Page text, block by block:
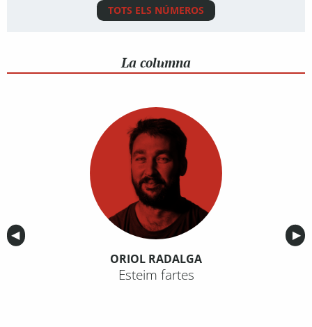
TOTS ELS NÚMEROS
La columna
Anterior
◀︎ ▶︎
ORIOL RADALGA
Esteim fartes